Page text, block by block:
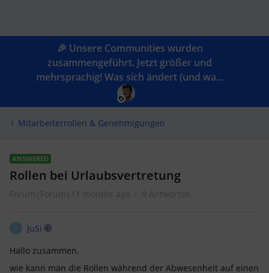
🎉 Unsere Communities wurden
zusammengeführt. Jetzt größer und
mehrsprachig! Was sich ändert (und wa...
Mitarbeiterrollen & Genehmigungen
ANSWERED
Rollen bei Urlaubsvertretung
Forum|Forum|11 months ago 9 Antworten
JuSi
Hallo zusammen,
wie kann man die Rollen während der Abwesenheit auf einen